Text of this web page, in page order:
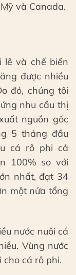
và Canada.
lê và chế biến
được nhiều
đó, chúng tôi
nhu cầu thị
nguồn gốc
5 tháng đầu
cá rô phi cả
100% so với
nhất, đạt 34
một nửa tổng
nước nuôi cá
Vùng nước
cá rô phi.